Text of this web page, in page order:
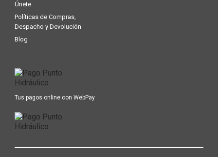
Únete
Políticas de Compras,
Despacho y Devolución
Blog
Tus pagos online con WebPay